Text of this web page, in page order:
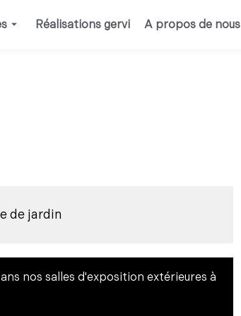
Réalisations gervi A propos de nous
de jardin
nos salles d'exposition extérieures à